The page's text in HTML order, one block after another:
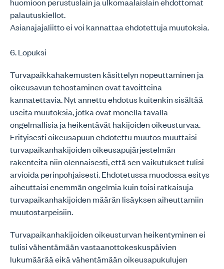
palautuskiellot.
Asianajajaliitto ei voi kannattaa ehdotettuja muutoksia.
6. Lopuksi
Turvapaikkahakemusten käsittelyn nopeuttaminen ja
oikeusavun tehostaminen ovat tavoitteina
kannatettavia. Nyt annettu ehdotus kuitenkin sisältää
useita muutoksia, jotka ovat monella tavalla
ongelmallisia ja heikentävät hakijoiden oikeusturvaa.
Erityisesti oikeusapuun ehdotettu muutos muuttaisi
turvapaikanhakijoiden oikeusapujärjestelmän
rakenteita niin olennaisesti, että sen vaikutukset tulisi
arvioida perinpohjaisesti. Ehdotetussa muodossa esitys
aiheuttaisi enemmän ongelmia kuin toisi ratkaisuja
turvapaikanhakijoiden määrän lisäyksen aiheuttamiin
muutostarpeisiin.
Turvapaikanhakijoiden oikeusturvan heikentyminen ei
tulisi vähentämään vastaanottokeskuspäivien
lukumäärää eikä vähentämään oikeusapukulujen